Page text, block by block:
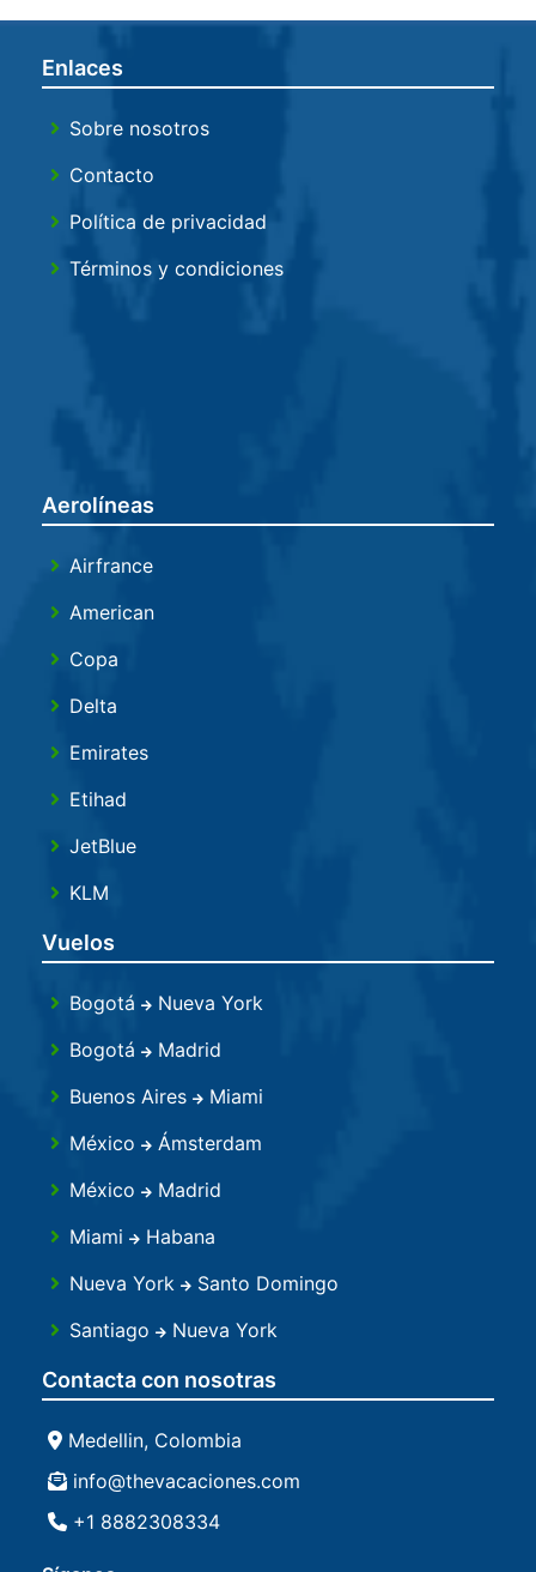
Enlaces
Sobre nosotros
Contacto
Política de privacidad
Términos y condiciones
Aerolíneas
Airfrance
American
Copa
Delta
Emirates
Etihad
JetBlue
KLM
Kuwait
Vuelos
Bogotá
Nueva York
Bogotá
Madrid
Buenos Aires
Miami
México
Ámsterdam
México
Madrid
Miami
Habana
Nueva York
Santo Domingo
Santiago
Nueva York
Santo Domingo Fort Lauderdale
Santo Domingo
Santo Domingo
Contacta con nosotras
Medellin, Colombia
info@thevacaciones.com
+1 8882308334